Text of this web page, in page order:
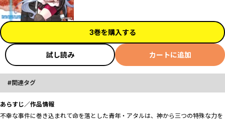
3巻を購入する
試し読み カートに追加
関連タグ
あらすじ／作品情報
不幸な事件に巻き込まれて命を落とした青年・アタルは、神から三つの特殊な力を